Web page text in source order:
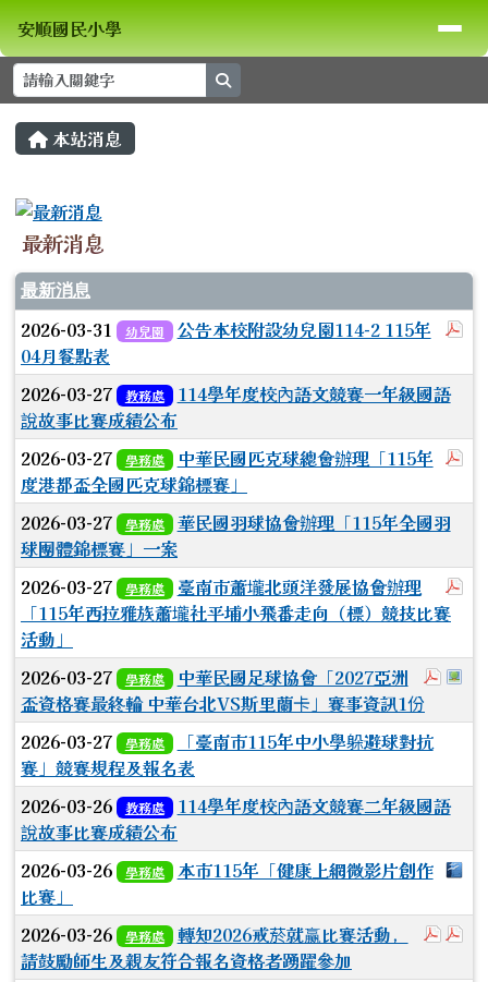
跳至主內容區
安順國民小學
導覽列
安順國民小學
主內容區域
本站消息
最新消息
最新消息
2026-03-31 幼兒園
公告本校附設幼兒園114-2 115年
04月餐點表
2026-03-27
教務處
114學年度校內語文競賽一年級國語
說故事比賽成績公布
2026-03-27 學務處
中華民國匹克球總會辦理「115年
度港都盃全國匹克球錦標賽」
2026-03-27
學務處
華民國羽球協會辦理「115年全國羽
球團體錦標賽」一案
2026-03-27 學務處
臺南市蕭壠北頭洋發展協會辦理
「115年西拉雅族蕭壠社平埔小飛番走向（標）競技比賽
活動」
於彈
2026-03-27 學務處
中華民國足球協會「2027亞洲
盃資格賽最終輪 中華台北VS斯里蘭卡」賽事資訊1份
2026-03-27
學務處
「臺南市115年中小學躲避球對抗
賽」競賽規程及報名表
2026-03-26
教務處
114學年度校內語文競賽二年級國語
說故事比賽成績公布
2026-03-26 學務處
本市115年「健康上網微影片創作
比賽」
於彈
2026-03-26 學務處
轉知2026戒菸就赢比賽活動，
請鼓勵師生及親友符合報名資格者踴躍參加
頁尾區域